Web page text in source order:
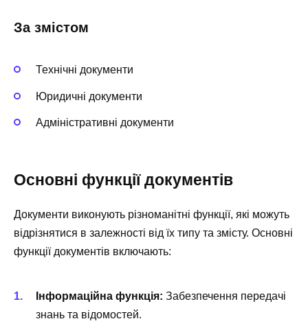
За змістом
Технічні документи
Юридичні документи
Адміністративні документи
Основні функції документів
Документи виконують різноманітні функції, які можуть
відрізнятися в залежності від їх типу та змісту. Основні
функції документів включають:
Інформаційна функція: Забезпечення передачі
знань та відомостей.